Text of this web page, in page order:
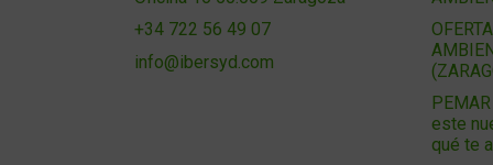
+34 722 56 49 07
info@ibersyd.com
este
qué te